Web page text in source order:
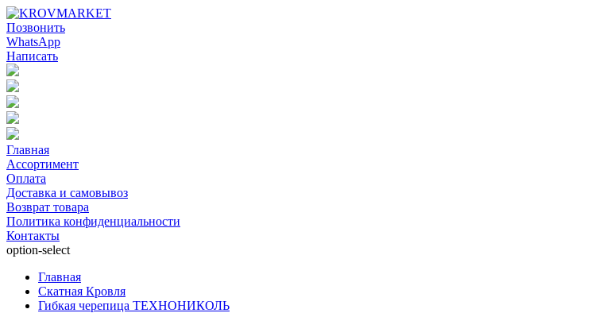
Позвонить
WhatsApp
Написать
Главная
Ассортимент
Оплата
Доставка и самовывоз
Возврат товара
Политика конфиденциальности
Контакты
option-select
Главная
Скатная Кровля
Гибкая черепица ТЕХНОНИКОЛЬ